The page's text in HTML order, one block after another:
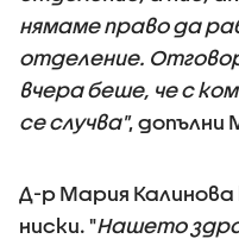
нямаме право да
отделение.
вчера беше, че с
се случва", допълни
Д-р Мария Калинова
ниски. "Нашето